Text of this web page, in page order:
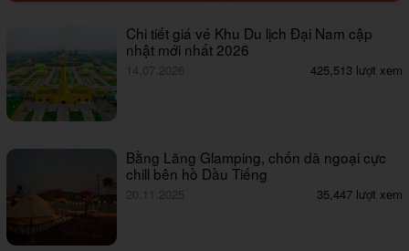
Chi tiết giá vé Khu Du lịch Đại Nam cập
nhật mới nhất 2026
14.07.2026 425,513 lượt xem
Bằng Lăng Glamping, chốn dã ngoại cực
chill bên hồ Dầu Tiếng
20.11.2025 35,447 lượt xem